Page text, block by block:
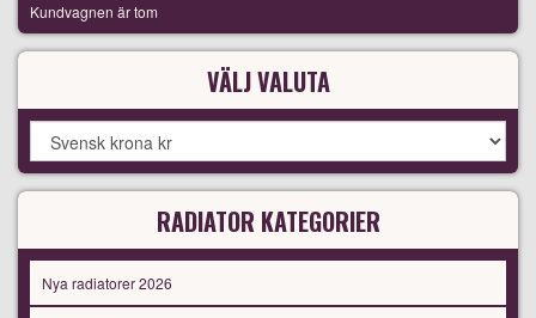
Kundvagnen är tom
VÄLJ VALUTA
RADIATOR KATEGORIER
Nya radiatorer 2026